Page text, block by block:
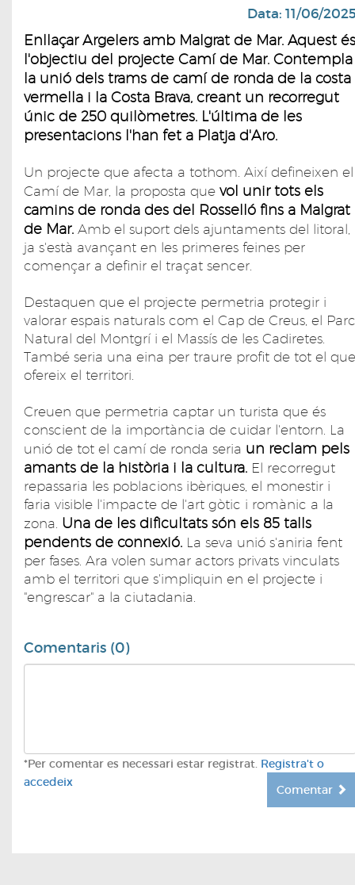
Data: 11/06/
Enllaçar Argelers amb Malgrat de Mar. Aquest és
l'objectiu del projecte Camí de Mar. Contempla
la unió dels trams de camí de ronda de la costa
vermella i la Costa Brava, creant un recorregut
únic de 250 quilòmetres. L'última de les
presentacions l'han fet a Platja d'Aro.
Un projecte que afecta a tothom. Així defineixen el
Camí de Mar, la proposta que vol unir tots els
camins de ronda des del Rosselló fins a Malgrat
de Mar. Amb el suport dels ajuntaments del litoral,
ja s'està avançant en les primeres feines per
començar a definir el traçat sencer.
Destaquen que el projecte permetria protegir i
valorar espais naturals com el Cap de Creus, el Parc
Natural del Montgrí i el Massís de les Cadiretes.
També seria una eina per traure profit de tot el que
ofereix el territori.
Creuen que permetria captar un turista que és
conscient de la importància de cuidar l'entorn. La
unió de tot el camí de ronda seria un reclam pels
amants de la història i la cultura. El recorregut
repassaria les poblacions ibèriques, el monestir i
faria visible l'impacte de l'art gòtic i romànic a la
zona. Una de les dificultats són els 85 talls
pendents de connexió. La seva unió s'aniria fent
per fases. Ara volen sumar actors privats vinculats
amb el territori que s'impliquin en el projecte i
"engrescar" a la ciutadania.
Comentaris (0)
*Per comentar es necessari estar registrat. Registra't o
accedeix
Comentar